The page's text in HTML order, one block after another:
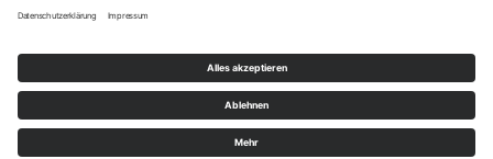
©RT Brondoo | Code & Design bym.page